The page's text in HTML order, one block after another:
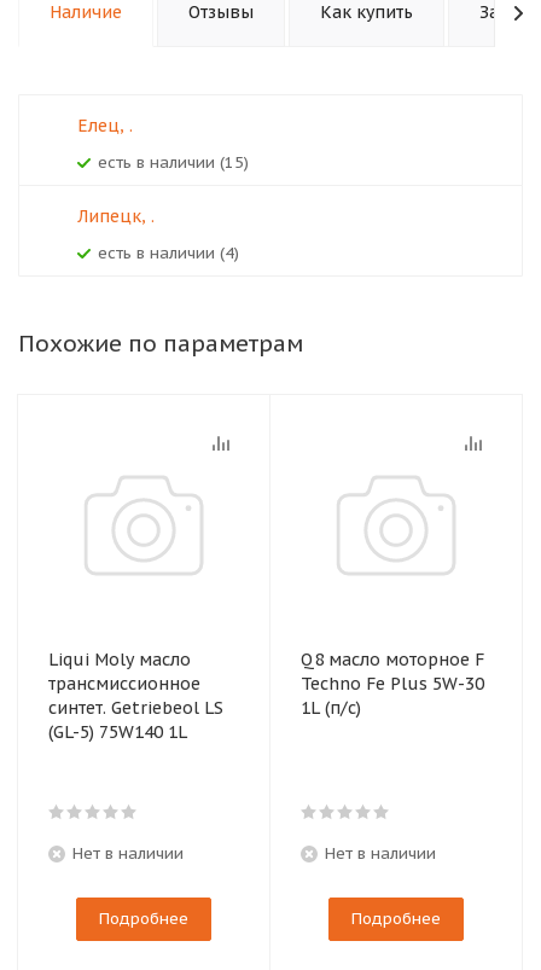
Наличие Отзывы Как купить
Елец, .
Есть в наличии (15)
Липецк, .
Есть в наличии (4)
Похожие по параметрам
Liqui Moly масло
трансмиссионное
синтет. Getriebeol LS
(GL-5) 75W140 1L
Нет в наличии
Подробнее
Q8 масло моторное F
Techno Fe Plus 5W-30
1L (п/с)
Нет в наличии
Подробнее